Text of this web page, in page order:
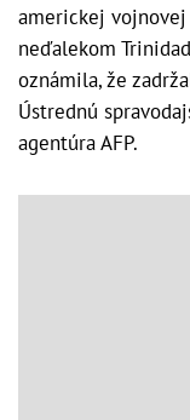
americkej
neďalekom
oznámila, že
Ústrednú
agentúra AFP.